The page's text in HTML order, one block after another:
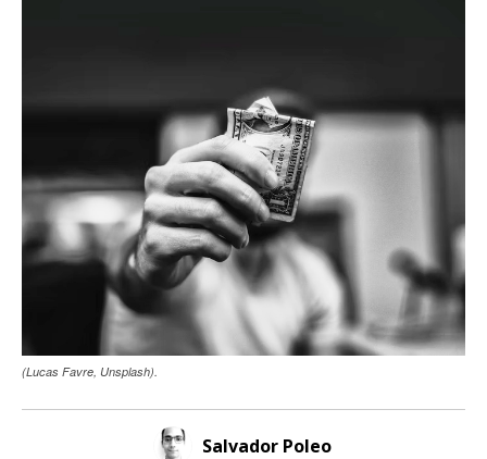
(Lucas Favre, Unsplash).
Salvador Poleo